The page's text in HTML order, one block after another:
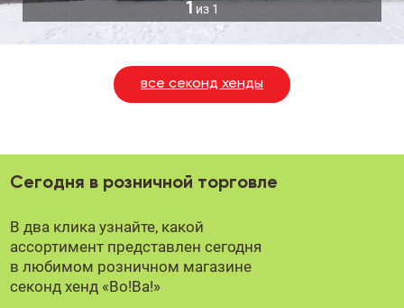
1 из 1
все секонд хенды
Сегодня в розничной торговле
В два клика узнайте, какой
ассортимент представлен сегодня
в любимом розничном магазине
секонд хенд «Во!Ва!»